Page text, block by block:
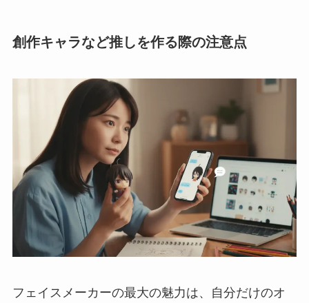
創作キャラなど推しを作る際の注意点
フェイスメーカーの最大の魅力は、自分だけのオ